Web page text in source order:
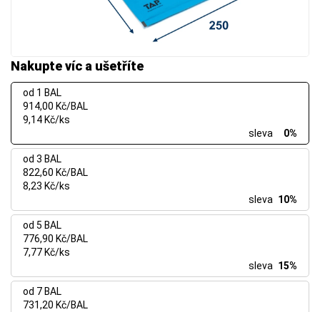
Nakupte víc a ušetříte
od 1 BAL
914,00 Kč/BAL
9,14 Kč/ks
sleva
0%
od 3 BAL
822,60 Kč/BAL
8,23 Kč/ks
sleva 10%
od 5 BAL
776,90 Kč/BAL
7,77 Kč/ks
sleva 15%
od 7 BAL
731,20 Kč/BAL